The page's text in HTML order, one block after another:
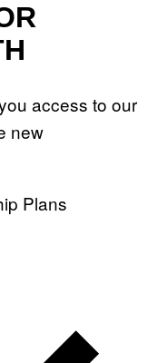
access to our
new
Plans